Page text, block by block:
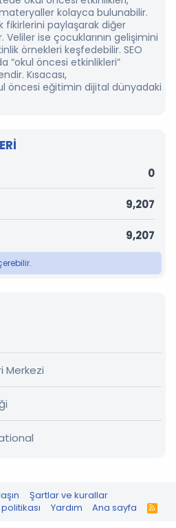
kolayca bulunabilir.
fikirlerini paylaşarak diğer
ise çocuklarının gelişimini
örnekleri keşfedebilir. SEO
“okul öncesi etkinlikleri”
Kısacası,
öncesi eğitimin dijital dünyadaki
0
9,207
9,207
Merkezi
Şartlar ve kurallar
Yardım Ana sayfa
R
S